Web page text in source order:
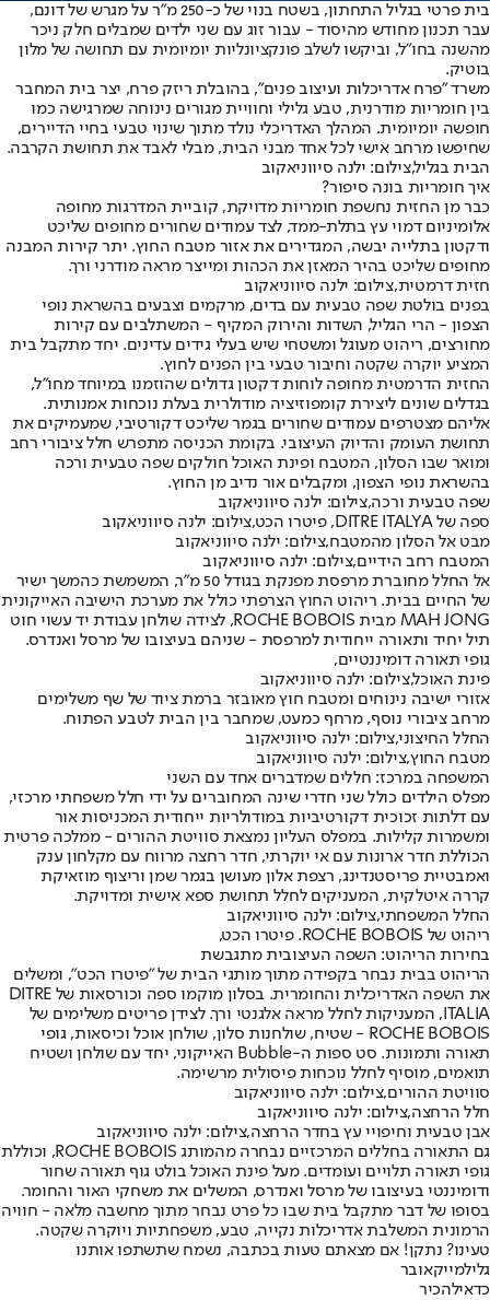
בית פרטי בגליל התחתון, בשטח בנוי של כ-250 מ"ר על מגרש של דונם,
עבר תכנון מחודש מהיסוד - עבור זוג עם שני ילדים שמבלים חלק ניכר
מהשנה בחו"ל, וביקשו לשלב פונקציונליות יומיומית עם תחושה של מלון
בוטיק.
משרד "פרח אדריכלות ועיצוב פנים", בהובלת ריזק פרח, יצר בית המחבר
בין חומריות מודרנית, טבע גלילי וחוויית מגורים נינוחה שמרגישה כמו
חופשה יומיומית. המהלך האדריכלי נולד מתוך שינוי טבעי בחיי הדיירים,
שחיפשו מרחב אישי לכל אחד מבני הבית, מבלי לאבד את תחושת הקרבה.
הבית בגליל,צילום: ילנה סיווניאקוב
איך חומריות בונה סיפור?
כבר מן החזית נחשפת חומריות מדויקת, קוביית המדרגות מחופה
אלומיניום דמוי עץ בתלת-ממד, לצד עמודים שחורים מחופים שליכט
ודקטון בתלייה יבשה, המגדירים את אזור מטבח החוץ. יתר קירות המבנה
מחופים שליכט בהיר המאזן את הכהות ומייצר מראה מודרני ורך.
חזית דרמטית,צילום: ילנה סיווניאקוב
בפנים בולטת שפה טבעית עם בדים, מרקמים וצבעים בהשראת נופי
הצפון - הרי הגליל, השדות והירוק המקיף - המשתלבים עם קירות
מחורצים, ריהוט מעוגל ומשטחי שיש בעלי גידים עדינים. יחד מתקבל בית
המציע יוקרה שקטה וחיבור טבעי בין הפנים לחוץ.
החזית הדרמטית מחופה לוחות דקטון גדולים שהוזמנו במיוחד מחו"ל,
בגדלים שונים ליצירת קומפוזיציה מודולרית בעלת נוכחות אמנותית.
אליהם מצטרפים עמודים שחורים בגמר שליכט דקורטיבי, שמעמיקים את
תחושת העומק והדיוק העיצובי. בקומת הכניסה מתפרש חלל ציבורי רחב
ומואר שבו הסלון, המטבח ופינת האוכל חולקים שפה טבעית ורכה
בהשראת נופי הצפון, ומקבלים אור נדיב מן החוץ.
שפה טבעית ורכה,צילום: ילנה סיווניאקוב
ספה של DITRE ITALYA, פיטרו הכט,צילום: ילנה סיווניאקוב
מבט אל הסלון מהמטבח,צילום: ילנה סיווניאקוב
המטבח רחב הידיים,צילום: ילנה סיווניאקוב
אל החלל מחוברת מרפסת מפנקת בגודל 50 מ"ר, המשמשת כהמשך ישיר
של החיים בבית. ריהוט החוץ הצרפתי כולל את מערכת הישיבה האייקונית
MAH JONG מבית ROCHE BOBOIS, לצידה שולחן עבודת יד עשוי חוט
תיל יחיד ותאורה ייחודית למרפסת - שניהם בעיצובו של מרסל ואנדרס.
גופי תאורה דומיננטיים,
פינת האוכל,צילום: ילנה סיווניאקוב
אזורי ישיבה נינוחים ומטבח חוץ מאובזר ברמת ציוד של שף משלימים
מרחב ציבורי נוסף, מרחף כמעט, שמחבר בין הבית לטבע הפתוח.
החלל החיצוני,צילום: ילנה סיווניאקוב
מטבח החוץ,צילום: ילנה סיווניאקוב
המשפחה במרכז: חללים שמדברים אחד עם השני
מפלס הילדים כולל שני חדרי שינה המחוברים על ידי חלל משפחתי מרכזי,
עם דלתות זכוכית דקורטיביות במודולריות ייחודית המכניסות אור
ומשמרות קלילות. במפלס העליון נמצאת סוויטת ההורים - ממלכה פרטית
הכוללת חדר ארונות עם אי יוקרתי, חדר רחצה מרווח עם מקלחון ענק
ואמבטיית פריסטנדינג, רצפת אלון מעושן בגמר שמן וריצוף מוזאיקת
קררה איטלקית, המעניקים לחלל תחושת ספא אישית ומדויקת.
החלל המשפחתי,צילום: ילנה סיווניאקוב
ריהוט של ROCHE BOBOIS. פיטרו הכט,
בחירות הריהוט: השפה העיצובית מתגבשת
הריהוט בבית נבחר בקפידה מתוך מותגי הבית של "פיטרו הכט", ומשלים
את השפה האדריכלית והחומרית. בסלון מוקמו ספה וכורסאות של DITRE
ITALIA, המעניקות לחלל מראה אלגנטי ורך. לצידן פריטים משלימים של
ROCHE BOBOIS - שטיח, שולחנות סלון, שולחן אוכל וכיסאות, גופי
תאורה ותמונות. סט ספות ה-Bubble האייקוני, יחד עם שולחן ושטיח
תואמים, מוסיף לחלל נוכחות פיסולית מרשימה.
סוויטת ההורים,צילום: ילנה סיווניאקוב
חלל הרחצה,צילום: ילנה סיווניאקוב
אבן טבעית וחיפויי עץ בחדר הרחצה,צילום: ילנה סיווניאקוב
גם התאורה בחללים המרכזיים נבחרה מהמותג ROCHE BOBOIS, וכוללת
גופי תאורה תלויים ועומדים. מעל פינת האוכל בולט גוף תאורה שחור
ודומיננטי בעיצובו של מרסל ואנדרס, המשלים את משחקי האור והחומר.
בסופו של דבר מתקבל בית שבו כל פרט נבחר מתוך מחשבה מלאה - חוויה
הרמונית המשלבת אדריכלות נקייה, טבע, משפחתיות ויוקרה שקטה.
טעינו? נתקן! אם מצאתם טעות בכתבה, נשמח שתשתפו אותנו
גלילמייקאובר
כדאילהכיר